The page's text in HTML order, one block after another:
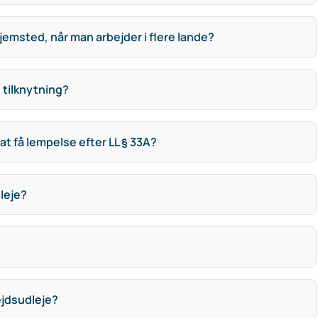
når man arbejder i flere lande?
tilknytning?
få lempelse efter LL § 33A?